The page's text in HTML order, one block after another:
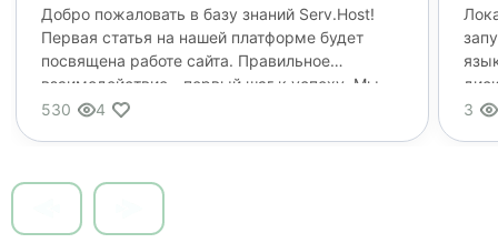
Добро пожаловать в базу знаний Serv.Host!
Первая статья на нашей платформе будет
посвящена работе сайта. Правильное
взаимодействие - первый шаг к успеху. Мы
стр
530 4
3
1
10